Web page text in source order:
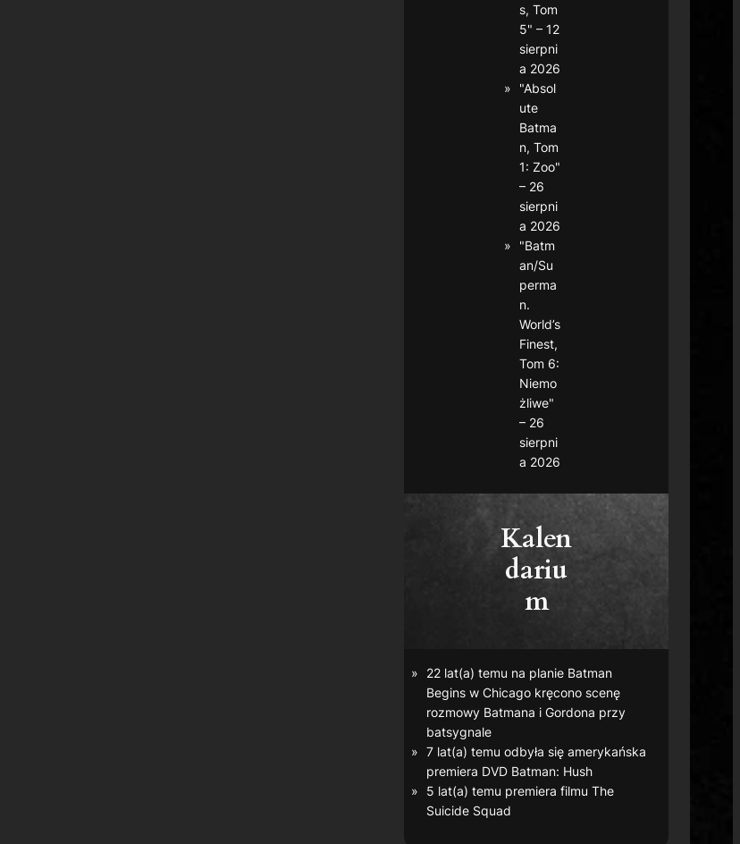
s, Tom
5" – 12
sierpni
a 2026
"Absol
ute
Batma
n, Tom
1: Zoo"
– 26
sierpni
a 2026
"Batm
an/Su
perma
n.
World’s
Finest,
Tom 6:
Niemo
żliwe"
– 26
sierpni
a 2026
Kalen
dariu
m
22 lat(a) temu na planie Batman
Begins w Chicago kręcono scenę
rozmowy Batmana i Gordona przy
batsygnale
7 lat(a) temu odbyła się amerykańska
premiera DVD Batman: Hush
5 lat(a) temu premiera filmuThe
Suicide Squad